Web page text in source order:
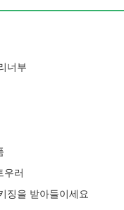
너부
우러
징을 받아들이세요